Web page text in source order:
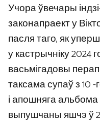
Учора ўвечары
законапраект у
пасля таго, як
у кастрычніку 2024
васьмігадовы
таксама супаў з 10
і апошняга альбома
выпушчаны яшчэ ў